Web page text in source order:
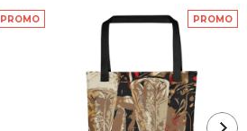
PROMO PROMO